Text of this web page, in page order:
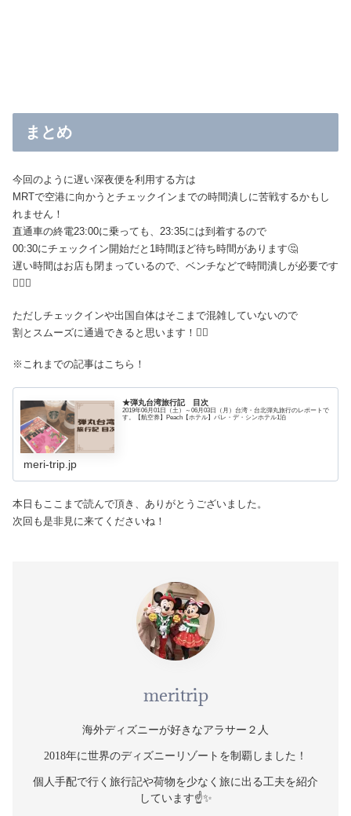
まとめ
今回のように遅い深夜便を利用する方は
MRTで空港に向かうとチェックインまでの時間潰しに苦戦するかもし
れません！
直通車の終電23:00に乗っても、23:35には到着するので
00:30にチェックイン開始だと1時間ほど待ち時間があります🤔
遅い時間はお店も閉まっているので、ベンチなどで時間潰しが必要です
🤷‍♀️✨
ただしチェックインや出国自体はそこまで混雑していないので
割とスムーズに通過できると思います！🏃‍♂️
※これまでの記事はこちら！
★弾丸台湾旅行記 目次
2019年06月01日（土）～06月03日（月）台湾・台北弾丸旅行のレポートで
す。【航空券】Peach【ホテル】パレ・デ・シンホテル1泊
meri-trip.jp
本日もここまで読んで頂き、ありがとうございました。
次回も是非見に来てくださいね！
meritrip
海外ディズニーが好きなアラサー２人
2018年に世界のディズニーリゾートを制覇しました！
個人手配で行く旅行記や荷物を少なく旅に出る工夫を紹介
しています☝️✨